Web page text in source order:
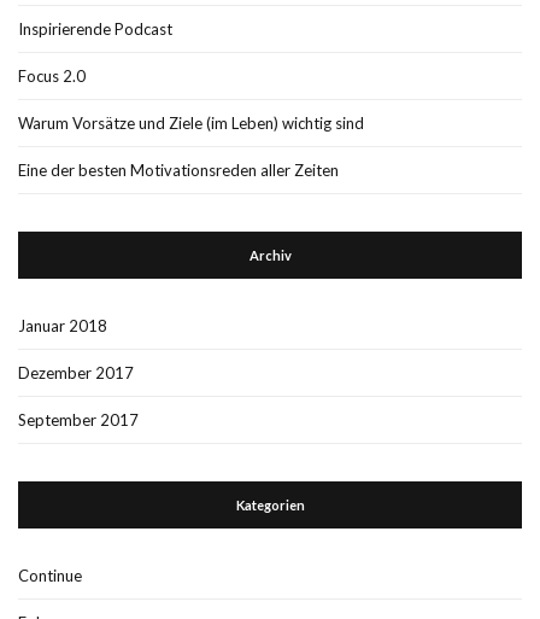
Inspirierende Podcast
Focus 2.0
Warum Vorsätze und Ziele (im Leben) wichtig sind
Eine der besten Motivationsreden aller Zeiten
Archiv
Januar 2018
Dezember 2017
September 2017
Kategorien
Continue